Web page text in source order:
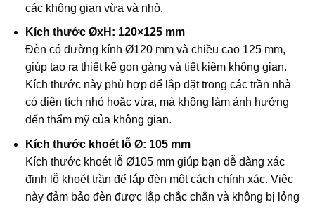
các không gian vừa và nhỏ.
Kích thước ØxH: 120×125 mm
Đèn có đường kính Ø120 mm và chiều cao 125 mm,
giúp tạo ra thiết kế gọn gàng và tiết kiệm không gian.
Kích thước này phù hợp để lắp đặt trong các trần nhà
có diện tích nhỏ hoặc vừa, mà không làm ảnh hưởng
đến thẩm mỹ của không gian.
Kích thước khoét lỗ Ø: 105 mm
Kích thước khoét lỗ Ø105 mm giúp bạn dễ dàng xác
định lỗ khoét trần để lắp đèn một cách chính xác. Việc
này đảm bảo đèn được lắp chắc chắn và không bị lỏng